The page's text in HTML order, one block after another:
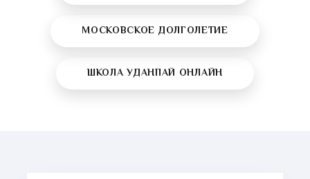
МОСКОВСКОЕ ДОЛГОЛЕТИЕ
ШКОЛА УДАНПАЙ ОНЛАЙН